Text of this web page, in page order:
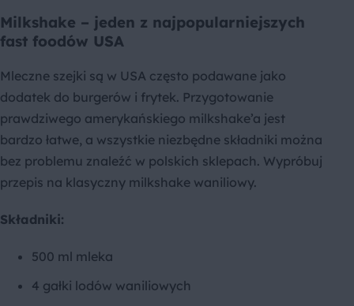
Milkshake – jeden z najpopularniejszych
fast foodów USA
Mleczne szejki są w USA często podawane jako
dodatek do burgerów i frytek. Przygotowanie
prawdziwego amerykańskiego milkshake’a jest
bardzo łatwe, a wszystkie niezbędne składniki można
bez problemu znaleźć w polskich sklepach. Wypróbuj
przepis na klasyczny milkshake waniliowy.
Składniki:
500 ml mleka
4 gałki lodów waniliowych